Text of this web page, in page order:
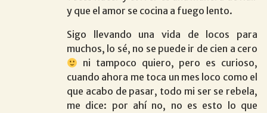
y que el amor se cocina a fuego lento.
Sigo llevando una vida de locos para
muchos, lo sé, no se puede ir de cien a cero
ni tampoco quiero, pero es curioso,
cuando ahora me toca un mes loco como el
que acabo de pasar, todo mi ser se rebela,
me dice: por ahí no, no es esto lo que